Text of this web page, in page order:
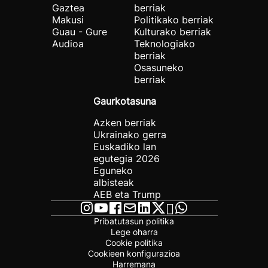
Gaztea
Makusi
Guau - Gure
Audioa
berriak
Politikako berriak
Kulturako berriak
Teknologiako
berriak
Osasuneko
berriak
Gaurkotasuna
Azken berriak
Ukrainako gerra
Euskadiko lan
egutegia 2026
Eguneko
albisteak
AEB eta Trump
Pribatutasun politika
Lege oharra
Cookie politika
Cookieen konfigurazioa
Harremana